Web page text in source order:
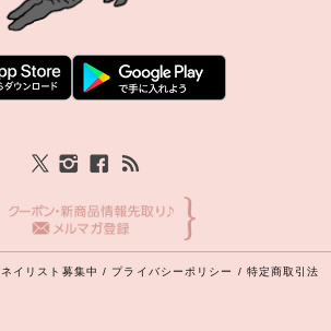
ネイリスト募集中 / プライバシーポリシー / 特定商取引法